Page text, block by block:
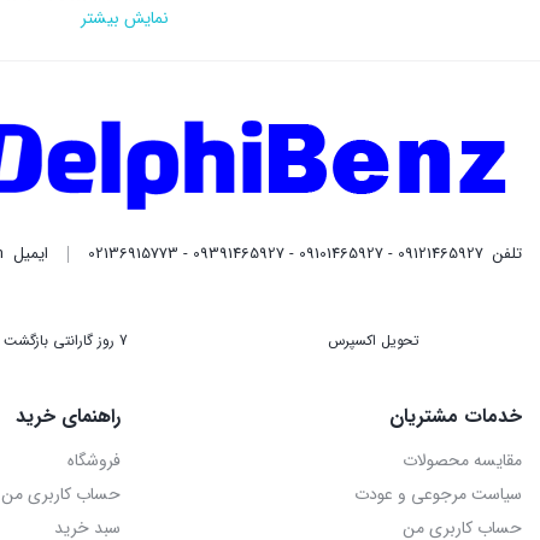
در سیستم‌های قدیمی‌تر،
بیشتری در پاشش سوخت
اجزای پمپ
شیرهای تنظیم فشار
این شیرها فشار سوخت
نمایش بیشتر
تلفن 09121465927 - 09101465927 - 09391465927 - 02136915773 ایمیل
تحویل اکسپرس 7 روز گارانتی بازگشت وجه
خدمات مشتریان
مقایسه محصولات
سیاست مرجوعی و عودت
حساب کاربری من
راهنمای خرید
فروشگاه
حساب کاربری من
سبد خرید